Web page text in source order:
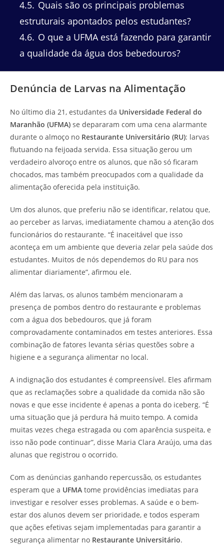
4.5 Quais são os principais problemas
estruturais apontados pelos estudantes?
4.6 O que a UFMA está fazendo para garantir
a qualidade da água dos bebedouros?
Denúncia de Larvas na Alimentação
No último dia 21, estudantes da Universidade Federal do
Maranhão (UFMA) se depararam com uma cena alarmante
durante o almoço no Restaurante Universitário (RU): larvas
flutuando na feijoada servida. Essa situação gerou um
verdadeiro alvoroço entre os alunos, que não só ficaram
chocados, mas também preocupados com a qualidade da
alimentação oferecida pela instituição.
Um dos alunos, que preferiu não se identificar, relatou que,
ao perceber as larvas, imediatamente chamou a atenção dos
funcionários do restaurante. “É inaceitável que isso
aconteça em um ambiente que deveria zelar pela saúde dos
estudantes. Muitos de nós dependemos do RU para nos
alimentar diariamente”, afirmou ele.
Além das larvas, os alunos também mencionaram a
presença de pombos dentro do restaurante e problemas
com a água dos bebedouros, que já foram
comprovadamente contaminados em testes anteriores. Essa
combinação de fatores levanta sérias questões sobre a
higiene e a segurança alimentar no local.
A indignação dos estudantes é compreensível. Eles afirmam
que as reclamações sobre a qualidade da comida não são
novas e que esse incidente é apenas a ponta do iceberg. “É
uma situação que já perdura há muito tempo. A comida
muitas vezes chega estragada ou com aparência suspeita, e
isso não pode continuar”, disse Maria Clara Araújo, uma das
alunas que registrou o ocorrido.
Com as denúncias ganhando repercussão, os estudantes
esperam que a UFMA tome providências imediatas para
investigar e resolver esses problemas. A saúde e o bem-
estar dos alunos devem ser prioridade, e todos esperam
que ações efetivas sejam implementadas para garantir a
segurança alimentar no Restaurante Universitário.